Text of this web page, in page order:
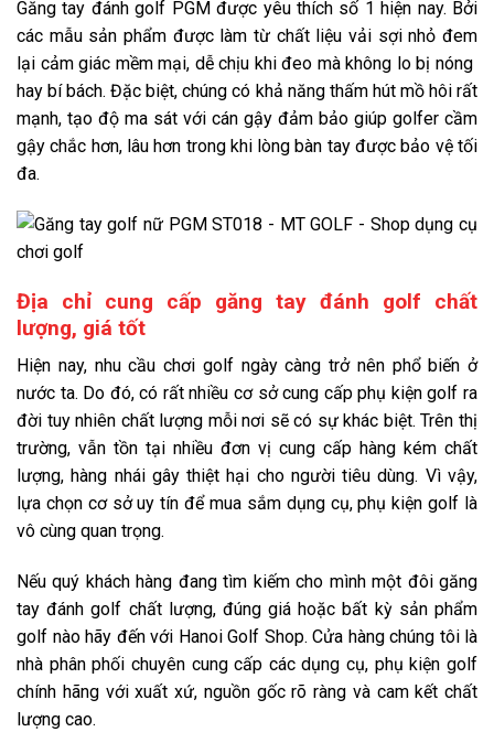
Găng tay đánh golf PGM được yêu thích số 1 hiện nay. Bởi
các mẫu sản phẩm được làm từ chất liệu vải sợi nhỏ đem
lại cảm giác mềm mại, dễ chịu khi đeo mà không lo bị nóng
hay bí bách. Đặc biệt, chúng có khả năng thấm hút mồ hôi rất
mạnh, tạo độ ma sát với cán gậy đảm bảo giúp golfer cầm
gậy chắc hơn, lâu hơn trong khi lòng bàn tay được bảo vệ tối
đa.
Địa chỉ cung cấp găng tay đánh golf chất
lượng, giá tốt
Hiện nay, nhu cầu chơi golf ngày càng trở nên phổ biến ở
nước ta. Do đó, có rất nhiều cơ sở cung cấp phụ kiện golf ra
đời tuy nhiên chất lượng mỗi nơi sẽ có sự khác biệt. Trên thị
trường, vẫn tồn tại nhiều đơn vị cung cấp hàng kém chất
lượng, hàng nhái gây thiệt hại cho người tiêu dùng. Vì vậy,
lựa chọn cơ sở uy tín để mua sắm dụng cụ, phụ kiện golf là
vô cùng quan trọng.
Nếu quý khách hàng đang tìm kiếm cho mình một đôi găng
tay đánh golf chất lượng, đúng giá hoặc bất kỳ sản phẩm
golf nào hãy đến với Hanoi Golf Shop. Cửa hàng chúng tôi là
nhà phân phối chuyên cung cấp các dụng cụ, phụ kiện golf
chính hãng với xuất xứ, nguồn gốc rõ ràng và cam kết chất
lượng cao.